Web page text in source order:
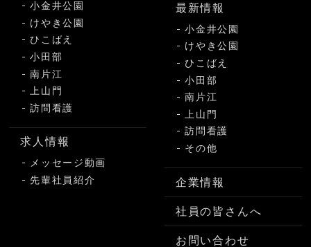
小金井公園
けやき公園
ひこばえ
小田部
南片江
上山門
訪問看護
求人情報
メッセージ動画
先輩社員紹介
最新情報
小金井公園
けやき公園
ひこばえ
小田部
南片江
上山門
訪問看護
その他
企業情報
社員の皆さんへ
お問い合わせ